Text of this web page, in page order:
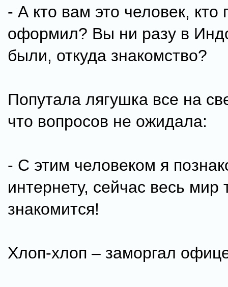
- А кто вам это человек, кто
оформил? Вы ни разу в
были, откуда знакомство?
Попутала лягушка все на
что вопросов не ожидала:
- С этим человеком я
интернету, сейчас весь мир
знакомится!
Хлоп-хлоп – заморгал